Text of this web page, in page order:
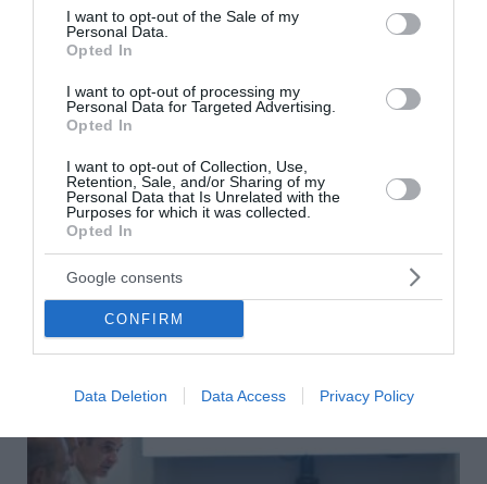
consent section.
I want to opt-out of the Sale of my
Personal Data.
Opted In
I want to opt-out of processing my
Personal Data for Targeted Advertising.
Opted In
I want to opt-out of Collection, Use,
Retention, Sale, and/or Sharing of my
Personal Data that Is Unrelated with the
Purposes for which it was collected.
Opted In
Google consents
CONFIRM
Data Deletion Data Access Privacy Policy
Δένδιας για τη συμφωνία ΑΟΖ με την Αίγυπτο:
«Κατοχυρώσαμε το εθνικό συμφέρον με βάση
το Διεθνές Δίκαιο»
Δένδια
06 Αυγούστου 2026